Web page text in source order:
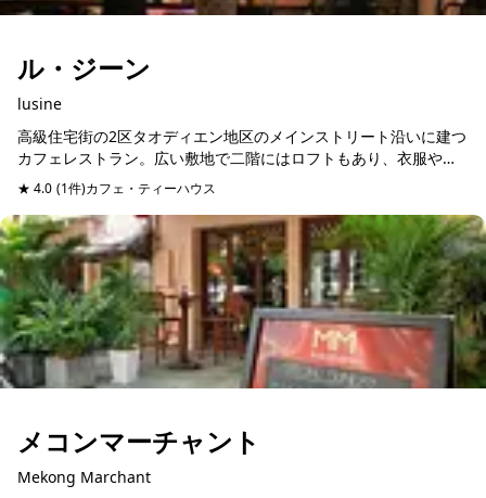
ル・ジーン
lusine
高級住宅街の2区タオディエン地区のメインストリート沿いに建つ
カフェレストラン。広い敷地で二階にはロフトもあり、衣服やア
クセサリーを買うこともできます。奥はテーブル席、ソファ席が
並ぶオープンエアの...
★ 4.0 (1件)カフェ・ティーハウス
メコンマーチャント
Mekong Marchant